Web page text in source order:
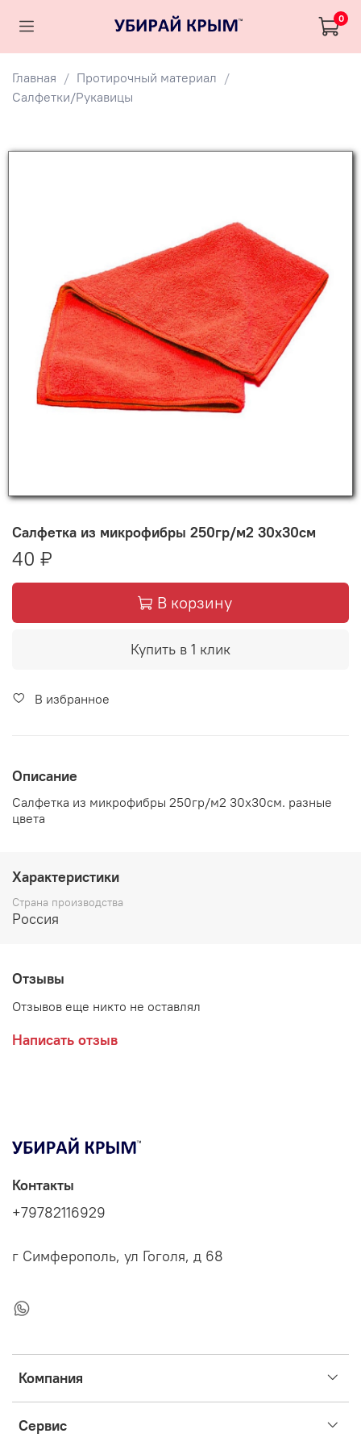
0
Главная
Протирочный материал
Салфетки/Рукавицы
Салфетка из микрофибры 250гр/м2 30х30см
40 ₽
В корзину
Купить в 1 клик
В избранное
Описание
Салфетка из микрофибры 250гр/м2 30х30см. разные
цвета
Характеристики
Страна производства
Россия
Отзывы
Отзывов еще никто не оставлял
Написать отзыв
Компания
Сервис
Контакты
+79782116929
г Симферополь, ул Гоголя, д 68